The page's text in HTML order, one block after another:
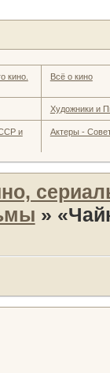
кино.
Всё о кино
Художники и
и
Актеры -
»